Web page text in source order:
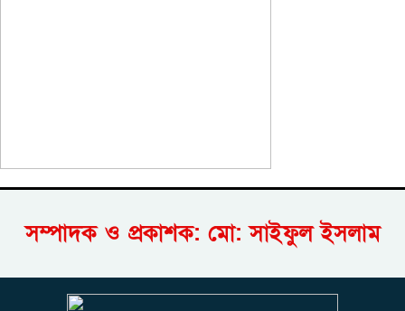
সম্পাদক ও প্রকাশক: মো: সাইফুল ইসলাম